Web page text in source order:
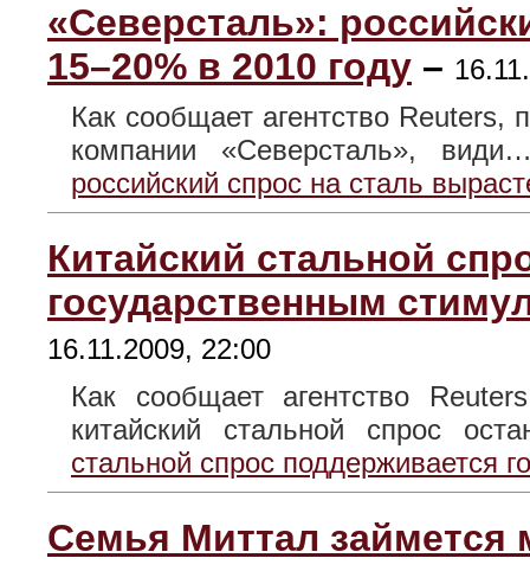
«Северсталь»:
15–20% в 2010 году –
Как сообщает агентство Reuters,
компании «Северсталь»,
российский спрос на сталь
Китайский стальной
государственным
16.11.2009, 22:00
Как сообщает агентство
китайский стальной спрос
стальной спрос поддерживается
Семья Миттал займется